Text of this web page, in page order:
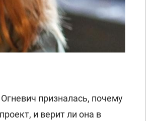
призналась, почему
и верит ли она в